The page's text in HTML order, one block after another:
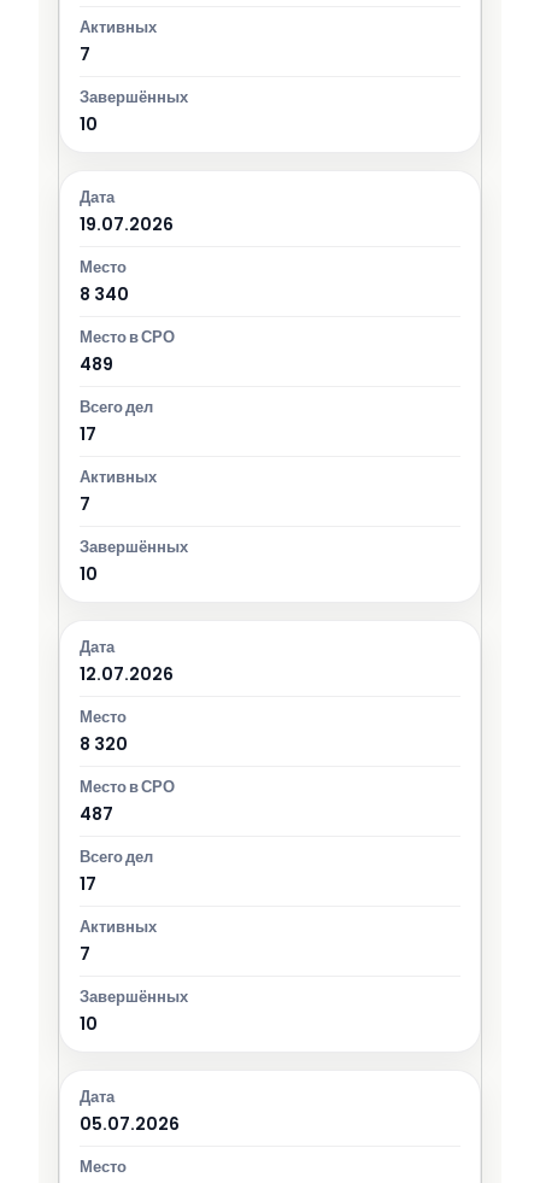
7
10
19.07.2026
8 340
489
17
7
10
12.07.2026
8 320
487
17
7
10
05.07.2026